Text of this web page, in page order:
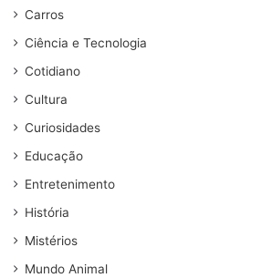
Carros
Ciência e Tecnologia
Cotidiano
Cultura
Curiosidades
Educação
Entretenimento
História
Mistérios
Mundo Animal